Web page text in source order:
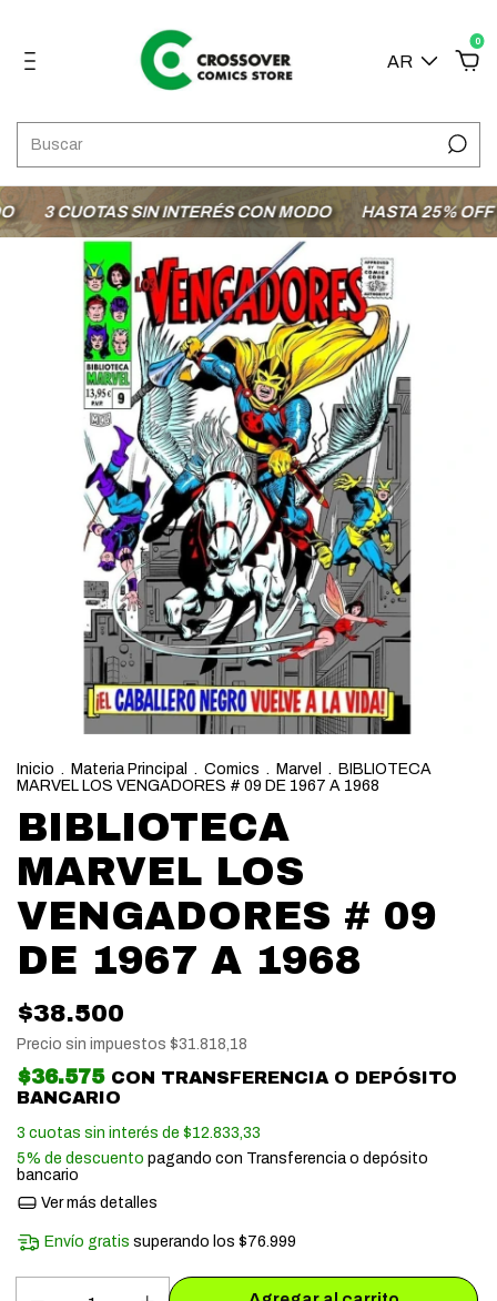
AR
0
3 CUOTAS SIN INTERÉS CON MODO HASTA 25% OFF EN
Inicio . Materia Principal . Comics . Marvel . BIBLIOTECA
MARVEL LOS VENGADORES # 09 DE 1967 A 1968
BIBLIOTECA
MARVEL LOS
VENGADORES # 09
DE 1967 A 1968
$38.500
Precio sin impuestos $31.818,18
$36.575 CON TRANSFERENCIA O DEPÓSITO
BANCARIO
3 cuotas sin interés de $12.833,33
5% de descuento pagando con Transferencia o depósito
bancario
Ver más detalles
Envío gratis superando los$76.999